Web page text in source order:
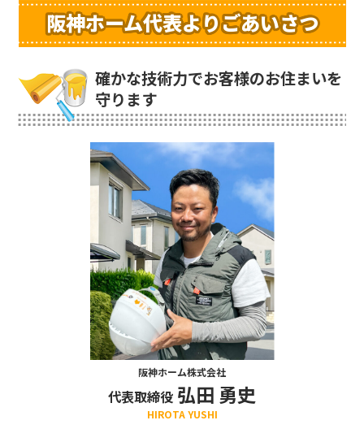
阪神ホーム代表よりごあいさつ
確かな技術力でお客様のお住まいを
守ります
阪神ホーム株式会社
代表取締役 弘田 勇史
HIROTA YUSHI